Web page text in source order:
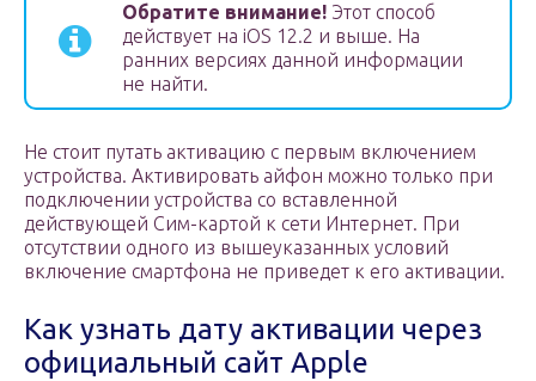
Обратите внимание! Этот способ
действует на iOS 12.2 и выше. На
ранних версиях данной информации
не найти.
Не стоит путать активацию с первым включением
устройства. Активировать айфон можно только при
подключении устройства со вставленной
действующей Сим-картой к сети Интернет. При
отсутствии одного из вышеуказанных условий
включение смартфона не приведет к его активации.
Как узнать дату активации через
официальный сайт Apple